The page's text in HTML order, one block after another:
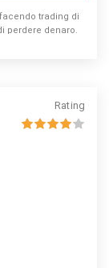
trading di
perdere denaro.
Rating